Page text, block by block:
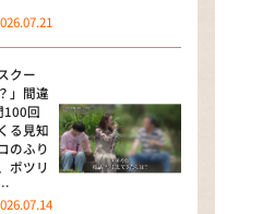
台所 ～きょうの献立 何
～
イアンなり！シーズン２
です旅サラダ
ニュースライブ 正義の
クー
」間違
100回
る見知
のふり
ポツリ